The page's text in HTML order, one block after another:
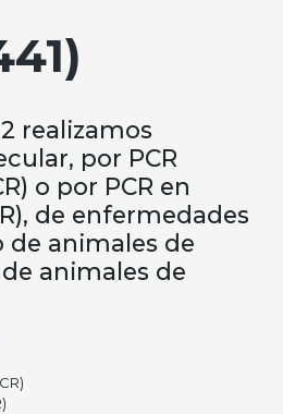
realizamos
por PCR
o por PCR en
de enfermedades
animales de
animales de